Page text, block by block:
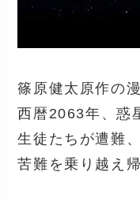
篠原健太原作の
西暦2063年、惑
生徒たちが遭難
苦難を乗り越え